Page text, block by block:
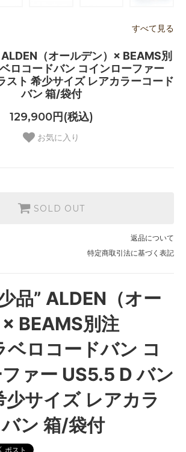
すべて見る
（オールデン）× BEAMS別
ロコードバン コインローファー
スト 希少サイズ レアカラーコード
バン 箱/袋付
129,900円(税込)
お気に入り
SOLD OUT
返品について
特定商取引法に基づく表記
品” ALDEN（オー
BEAMS別注
ロコードバン コ
ァー US5.5 D バン
少サイズ レアカラ
ン 箱/袋付